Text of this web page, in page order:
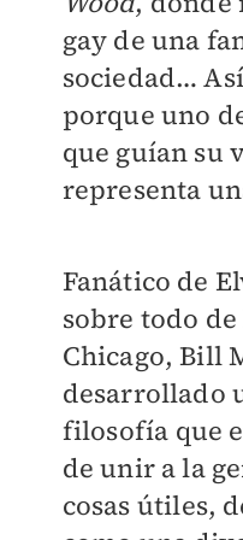
gay de una
sociedad…
porque uno
que guían su
representa
Fanático de
sobre todo
Chicago, Bill
desarrollado
filosofía que
de unir a la
cosas útiles,